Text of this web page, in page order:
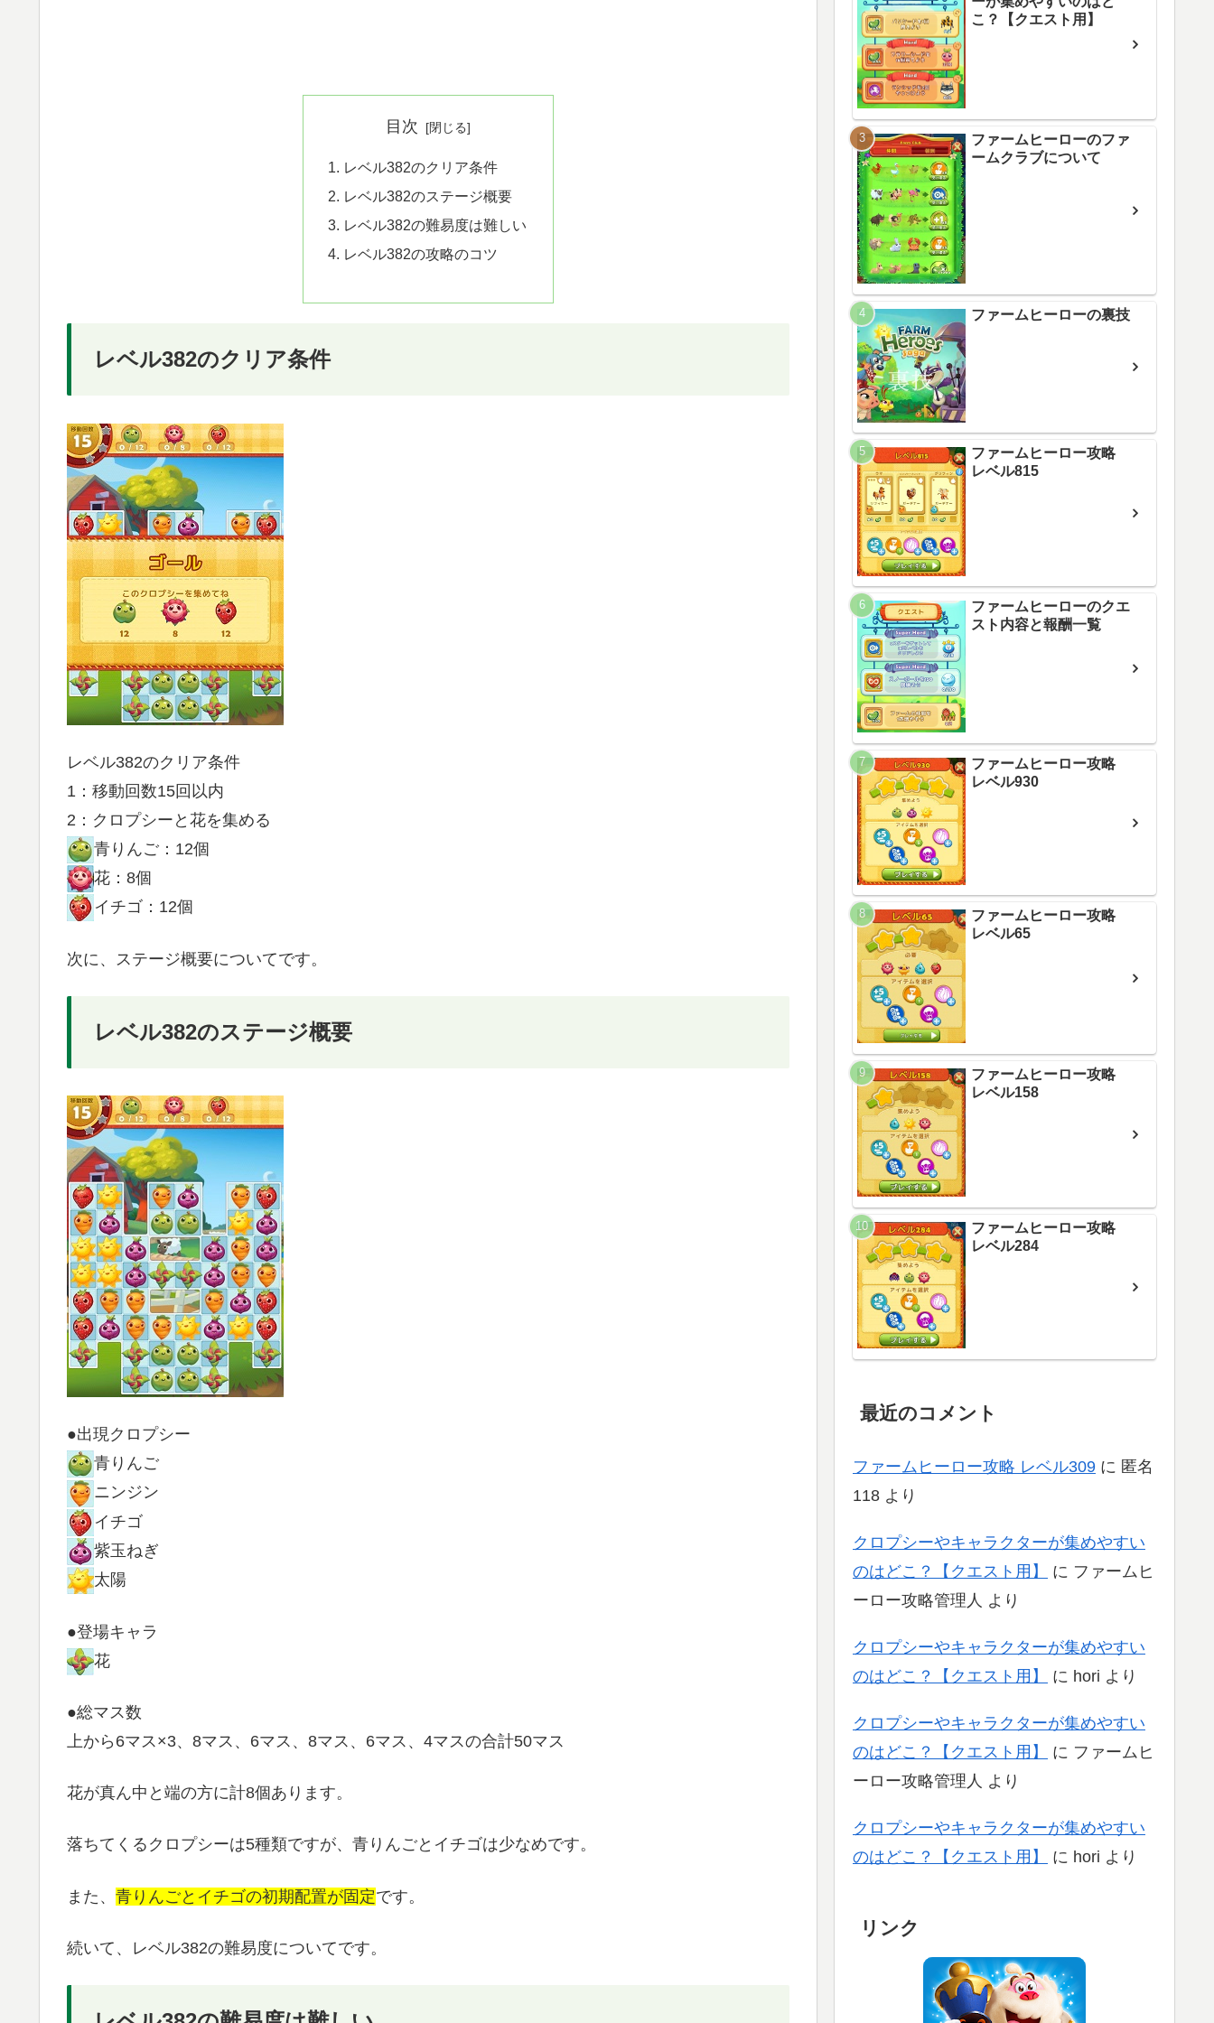
目次
レベル382のクリア条件
レベル382のステージ概要
レベル382の難易度は難しい
レベル382の攻略のコツ
レベル382のクリア条件
レベル382のクリア条件
1：移動回数15回以内
2：クロプシーと花を集める
青りんご：12個
花：8個
イチゴ：12個
次に、ステージ概要についてです。
レベル382のステージ概要
●出現クロプシー
青りんご
ニンジン
イチゴ
紫玉ねぎ
太陽
●登場キャラ
花
●総マス数
上から6マス×3、8マス、6マス、8マス、6マス、4マスの合計50マス
花が真ん中と端の方に計8個あります。
落ちてくるクロプシーは5種類ですが、青りんごとイチゴは少なめです。
また、 青りんごとイチゴの初期配置が固定です。
続いて、レベル382の難易度についてです。
こ？【クエスト用】
ファームヒーローのファ
ームクラブについて
ファームヒーローの裏技
ファームヒーロー攻略
レベル815
ファームヒーローのクエ
スト内容と報酬一覧
ファームヒーロー攻略
レベル930
ファームヒーロー攻略
レベル65
ファームヒーロー攻略
レベル158
ファームヒーロー攻略
レベル284
最近のコメント
ファームヒーロー攻略 レベル309 に 匿名
118 より
クロプシーやキャラクターが集めやすい
のはどこ？【クエスト用】
に ファームヒ
ーロー攻略管理人 より
クロプシーやキャラクターが集めやすい
のはどこ？【クエスト用】
に hori より
クロプシーやキャラクターが集めやすい
のはどこ？【クエスト用】
に ファームヒ
ーロー攻略管理人 より
クロプシーやキャラクターが集めやすい
のはどこ？【クエスト用】
に hori より
リンク